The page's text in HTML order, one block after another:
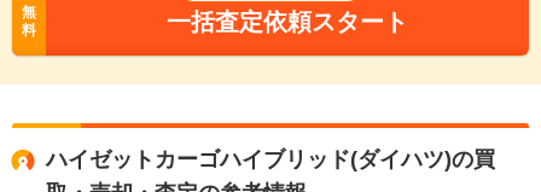
無
料
一括査定依頼スタート
ハイゼットカーゴハイブリッド(ダイハツ)の買